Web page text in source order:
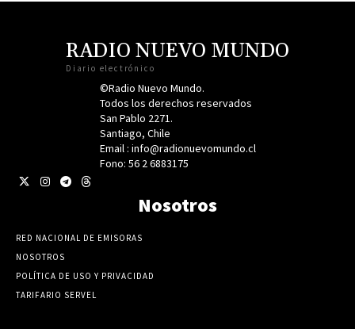
RADIO NUEVO MUNDO
Diario electrónico
©Radio Nuevo Mundo.
Todos los derechos reservados
San Pablo 2271.
Santiago, Chile
Email : info@radionuevomundo.cl
Fono: 56 2 6883175
Nosotros
RED NACIONAL DE EMISORAS
NOSOTROS
POLÍTICA DE USO Y PRIVACIDAD
TARIFARIO SERVEL